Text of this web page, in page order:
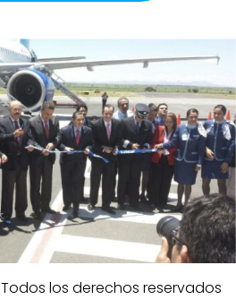
Todos los derechos reservados